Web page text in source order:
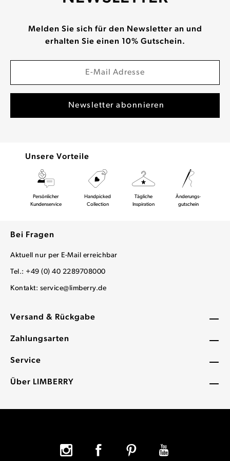
Versand & Rückgabe
Zahlungsarten
Service
Über LIMBERRY
Melden Sie sich für den Newsletter an und
erhalten Sie einen 10% Gutschein.
Unsere Vorteile
Persönlicher
Kundenservice
Handpicked
Collection
Tägliche
Inspiration
Änderungs-
gutschein
Bei Fragen
Aktuell nur per E-Mail erreichbar
Tel.: +49 (0) 40 2289708000
Kontakt: service@limberry.de